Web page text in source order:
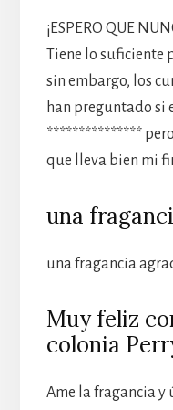
¡ESPERO QUE
Tiene lo suficiente
sin embargo, los
han preguntado si
***************
que lleva bien mi
una
una fragancia
Muy feliz
colonia
Ame la fragancia y